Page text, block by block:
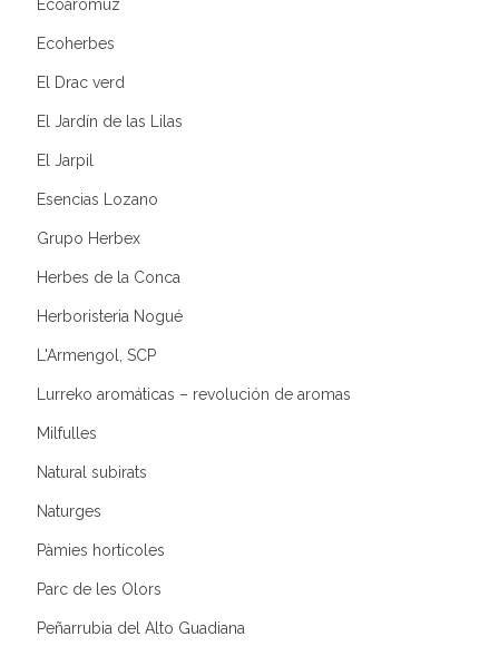
Ecoaromuz
Ecoherbes
El Drac verd
El Jardín de las Lilas
El Jarpil
Esencias Lozano
Grupo Herbex
Herbes de la Conca
Herboristeria Nogué
L'Armengol, SCP
Lurreko aromáticas – revolución de aromas
Milfulles
Natural subirats
Naturges
Pàmies hortícoles
Parc de les Olors
Peñarrubia del Alto Guadiana